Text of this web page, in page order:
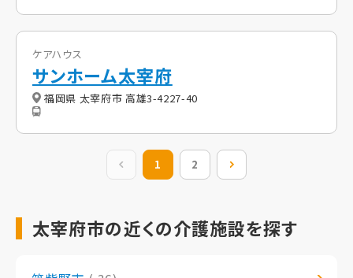
ケアハウス
サンホーム太宰府
福岡県 太宰府市 高雄3-4227-40
前の20件
1 2
太宰府市の近くの介護施設を探す